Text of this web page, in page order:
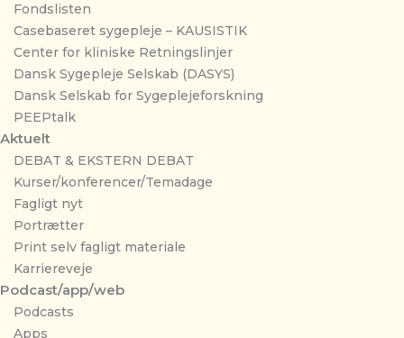
Fondslisten
Casebaseret sygepleje – KAUSISTIK
Center for kliniske Retningslinjer
Dansk Sygepleje Selskab (DASYS)
Dansk Selskab for Sygeplejeforskning
PEEPtalk
Aktuelt
DEBAT & EKSTERN DEBAT
Kurser/konferencer/Temadage
Fagligt nyt
Portrætter
Print selv fagligt materiale
Karriereveje
Podcast/app/web
Podcasts
Apps